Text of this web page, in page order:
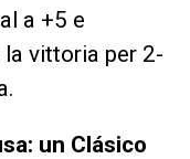
a +5 e
la vittoria per 2-
un Clásico